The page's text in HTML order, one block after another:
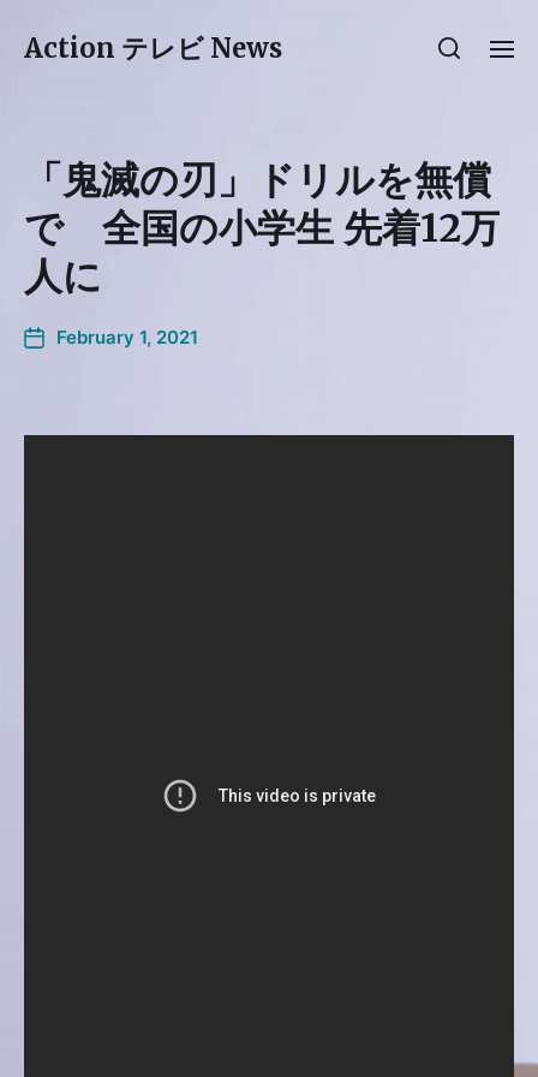
Action テレビ News
「鬼滅の刃」ドリルを無償
で 全国の小学生 先着12万
人に
February 1, 2021